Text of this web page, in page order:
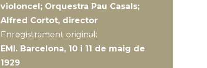
violoncel; Orquestra Pau Casals;
Alfred Cortot, director
Enregistrament original:
EMI. Barcelona, 10 i 11 de maig de
1929